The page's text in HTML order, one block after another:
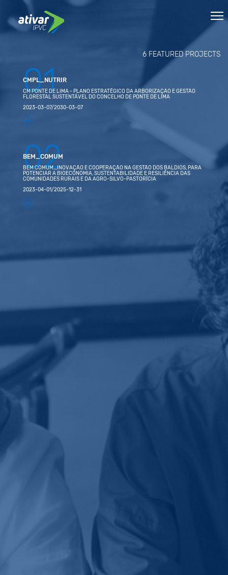
6 FEATURED PROJECTS
01
CMPL_NUTRIR
CM PONTE DE LIMA - PLANO ESTRATÉGICO DA ARBORIZAÇÃO E GESTÃO
FLORESTAL SUSTENTÁVEL DO CONCELHO DE PONTE DE LIMA
2023-03-07/2030-03-07
+
02
BEM_COMUM
BEM COMUM_INOVAÇÃO E COOPERAÇÃO NA GESTÃO DOS BALDIOS, PARA
POTENCIAR A BIOECONOMIA, SUSTENTABILIDADE E RESILIÊNCIA DAS
COMUNIDADES RURAIS E DA AGRO-SILVO-PASTORÍCIA
2023-04-01/2025-12-31
+